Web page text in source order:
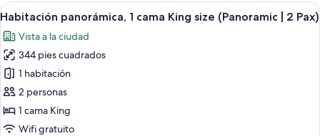
Abrir
todas
las
fotos
de
Habitación
panorámica,
1
Habitación de hotel con una cama
5
Habitación panorámica, 1 cama King size (Panoramic | 2 Pax)
Vista a la ciudad
344 pies cuadrados
1 habitación
2 personas
1 cama King
Wifi gratuito